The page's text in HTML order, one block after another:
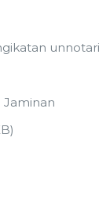
Jaminan